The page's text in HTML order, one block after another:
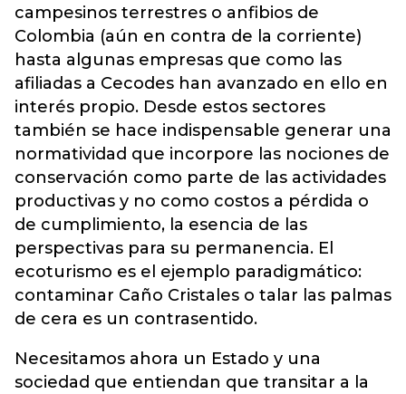
campesinos terrestres o anfibios de
Colombia (aún en contra de la corriente)
hasta algunas empresas que como las
afiliadas a Cecodes han avanzado en ello en
interés propio. Desde estos sectores
también se hace indispensable generar una
normatividad que incorpore las nociones de
conservación como parte de las actividades
productivas y no como costos a pérdida o
de cumplimiento, la esencia de las
perspectivas para su permanencia. El
ecoturismo es el ejemplo paradigmático:
contaminar Caño Cristales o talar las palmas
de cera es un contrasentido.
Necesitamos ahora un Estado y una
sociedad que entiendan que transitar a la